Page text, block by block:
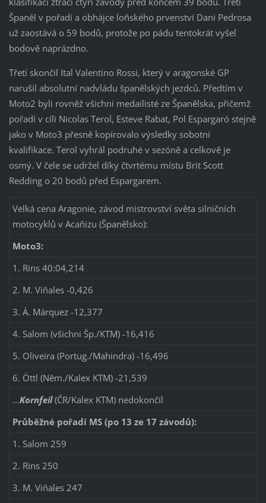
Španěl v pořadí a obhájce loňského prvenství Dani Pedrosa
už zaostává o 59 bodů, protože po pádu tentokrát vyšel
bodově naprázdno.
Třetí skončil Ital Valentino Rossi, který v aragonské GP
narušil absolutní nadvládu španělských jezdců. Předtím v
Moto2 byli rovněž všichni medailisté ze Španělska, přičemž
pořadí v cíli Nicolas Terol, Esteve Rabat, Pol Espargaró stejně
jako v Moto3 přesně kopírovalo výsledky sobotní
kvalifikace. Terol vyhrál podruhé v sezóně a celkově je
osmý. V čele se udržel díky čtvrtému místu Brit Scott
Redding o 20 bodů před Espargarem.
Velká cena Aragonie, závod mistrovství světa silničních
motocyklů v Acaňizu (Španělsko):
Moto3:
1. Rins 40:04,214
2. M. Viňales -0,426
3. Á. Márquez -12,377
4. Salom (všichni Šp./KTM) -16,416
5. Oliveira (Portug./Mahindra) -16,496
6. Öttl (Něm./Kalex KTM) -21,539
...Kornfeil(ČR/Kalex KTM) nedokončil
Průběžné pořadí MS (po 13 ze 17 závodů):
1. Salom 259
2. Rins 250
3. M. Viňales 247